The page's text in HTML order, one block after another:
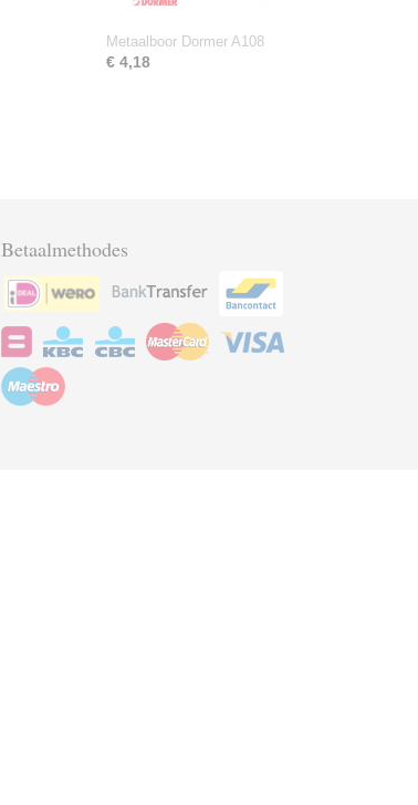
Metaalboor Dormer A108
€ 4,18
Betaalmethodes